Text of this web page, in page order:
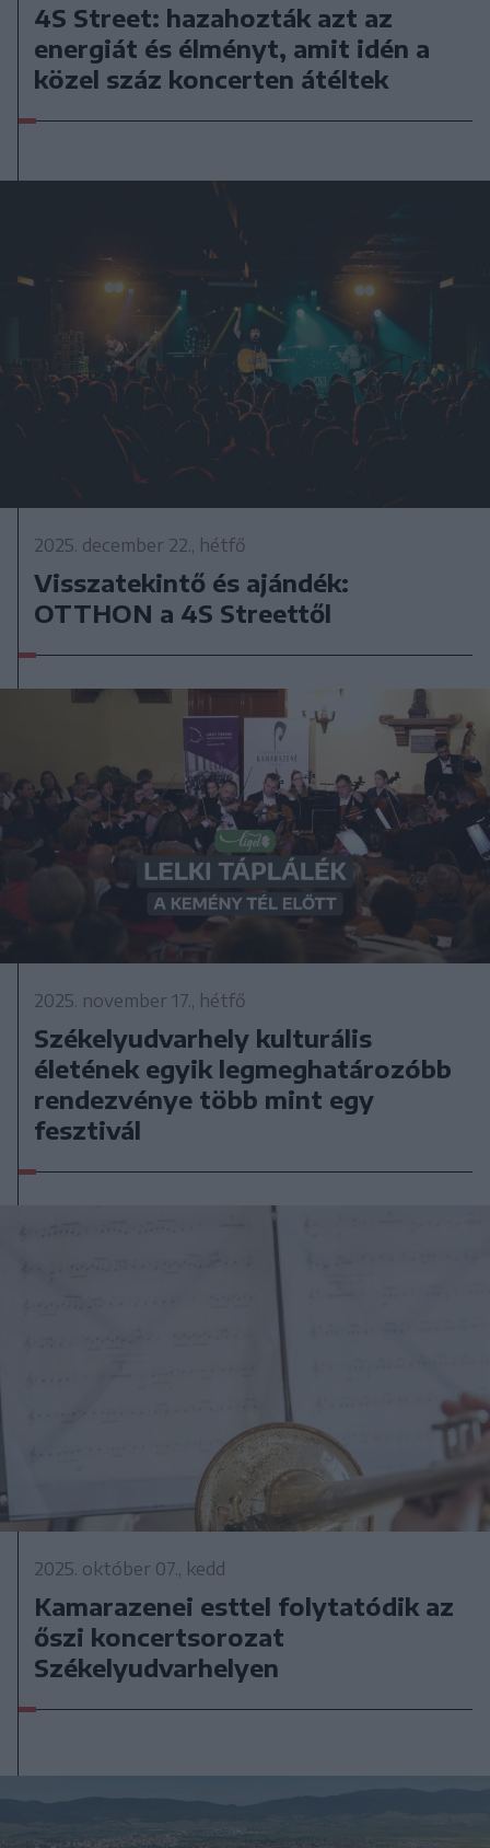
4S Street: hazahozták azt az
energiát és élményt, amit idén a
közel száz koncerten átéltek
2025. december 22., hétfő
Visszatekintő és ajándék:
OTTHON a 4S Streettől
2025. november 17., hétfő
Székelyudvarhely kulturális
életének egyik legmeghatározóbb
rendezvénye több mint egy
fesztivál
2025. október 07., kedd
Kamarazenei esttel folytatódik az
őszi koncertsorozat
Székelyudvarhelyen